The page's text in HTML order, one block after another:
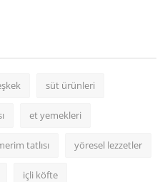
süt ürünleri
et yemekleri
tatlısı yöresel lezzetler
içli köfte